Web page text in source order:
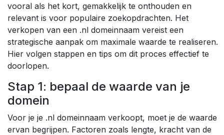
vooral als het kort, gemakkelijk te onthouden en
relevant is voor populaire zoekopdrachten. Het
verkopen van een .nl domeinnaam vereist een
strategische aanpak om maximale waarde te realiseren.
Hier volgen stappen en tips om dit proces effectief te
doorlopen.
Stap 1: bepaal de waarde van je
domein
Voor je je .nl domeinnaam verkoopt, moet je de waarde
ervan begrijpen. Factoren zoals lengte, kracht van de